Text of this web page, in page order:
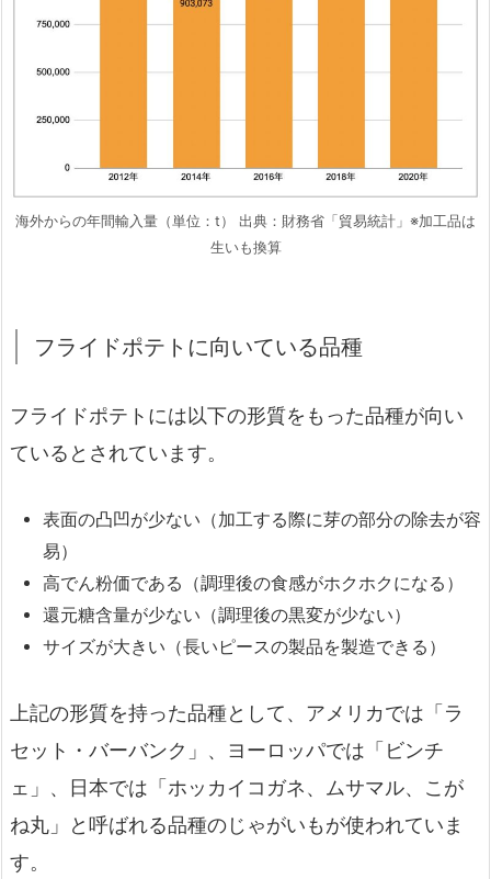
海外からの年間輸入量（単位：t） 出典：財務省「貿易統計」※加工品は
生いも換算
フライドポテトに向いている品種
フライドポテトには以下の形質をもった品種が向い
ているとされています。
表面の凸凹が少ない（加工する際に芽の部分の除去が容
易）
高でん粉価である（調理後の食感がホクホクになる）
還元糖含量が少ない（調理後の黒変が少ない）
サイズが大きい（長いピースの製品を製造できる）
上記の形質を持った品種として、アメリカでは「ラ
セット・バーバンク」、ヨーロッパでは「ビンチ
ェ」、日本では「ホッカイコガネ、ムサマル、こが
ね丸」と呼ばれる品種のじゃがいもが使われていま
す。